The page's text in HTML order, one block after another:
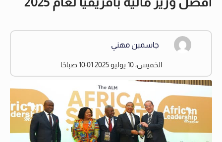
جاسمين مهني
الخميس، 10 يوليو 2025 10:01 صباحًا